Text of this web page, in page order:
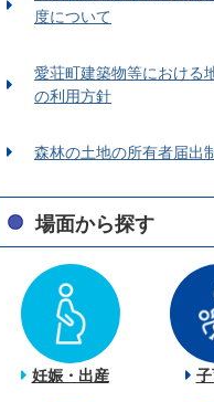
度について
愛荘町建築物等における
の利用方針
森林の土地の所有者届出
場面から探す
妊娠・出産